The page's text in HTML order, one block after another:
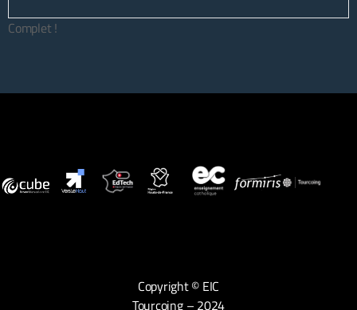
Complet !
Copyright © EIC
Tourcoing – 2024